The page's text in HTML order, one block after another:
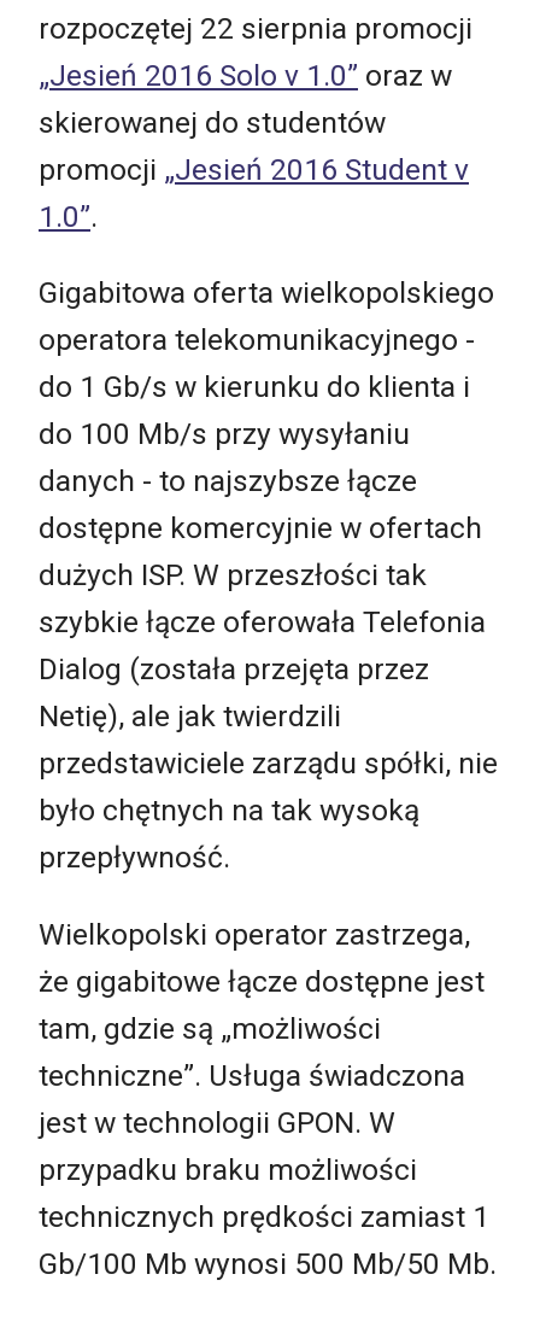
rozpoczętej 22 sierpnia promocji
„Jesień 2016 Solo v 1.0” oraz w
skierowanej do studentów
promocji „Jesień 2016 Student v
1.0”.
Gigabitowa oferta wielkopolskiego
operatora telekomunikacyjnego -
do 1 Gb/s w kierunku do klienta i
do 100 Mb/s przy wysyłaniu
danych - to najszybsze łącze
dostępne komercyjnie w ofertach
dużych ISP. W przeszłości tak
szybkie łącze oferowała Telefonia
Dialog (została przejęta przez
Netię), ale jak twierdzili
przedstawiciele zarządu spółki, nie
było chętnych na tak wysoką
przepływność.
Wielkopolski operator zastrzega,
że gigabitowe łącze dostępne jest
tam, gdzie są „możliwości
techniczne”. Usługa świadczona
jest w technologii GPON. W
przypadku braku możliwości
technicznych prędkości zamiast 1
Gb/100 Mb wynosi 500 Mb/50 Mb.